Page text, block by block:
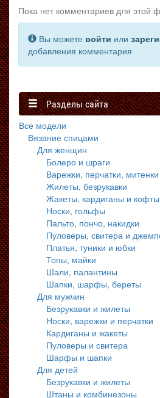
Пока нет комментариев для этой
Вы можете войти или
добавления комментария
Разделы сайта
Все модели
Вязание спицами
Для женщин
Болеро и шраги
Варежки, перчатки, митенки
Жилеты, безрукавки
Жакеты, кардиганы и кофты
Носки, гольфы
Пальто, пончо, накидки
Пуловеры, свитера и
Платья, туники и юбки
Топы, майки
Шали, палантины
Шапки, шарфы, береты
Для мужчин
Безрукавки и жилеты
Носки, варежки и перчатки
Кардиганы и жакеты
Пуловеры и свитера
Шарфы и шапки
Для детей
Безрукавки и жилеты
Штаны и комбинезоны